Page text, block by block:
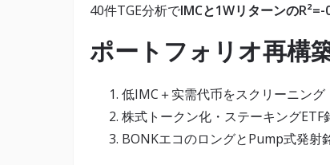
40件TGE分析でIMCと1WリターンのR²=-
ポートフォリオ再構
低IMC＋实需代币をスクリーニング
株式トークン化・ステーキングETF
BONKエコのロングとPump式発射